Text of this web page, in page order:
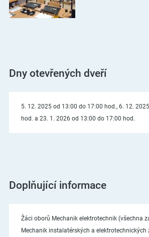
Dny otevřených dveří
5. 12. 2025 od 13:00 do 17:00 hod., 6. 12.
hod. a 23. 1. 2026 od 13:00 do 17:00 hod.
Doplňující informace
Žáci oborů Mechanik elektrotechnik (všechna
Mechanik instalatérských a elektrotechnických